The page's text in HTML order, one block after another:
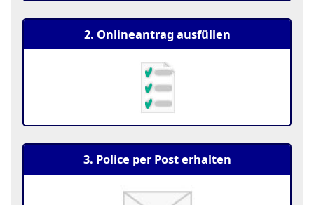
2. Onlineantrag ausfüllen
3. Police per Post erhalten